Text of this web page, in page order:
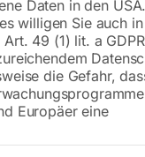
Tage
Daten in den
willigen Sie auch
49 (1) lit. a
die Gefahr,
Europäer eine